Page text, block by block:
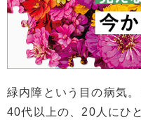
緑内障という目の病気
40代以上の、20人にひ